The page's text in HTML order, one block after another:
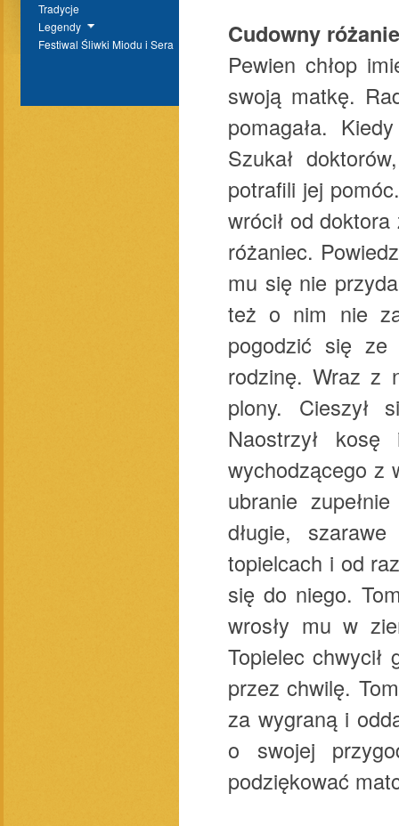
Tradycje
Legendy
Festiwal Śliwki Miodu i Sera
Cudowny
Pewien chłop
swoją matkę.
pomagała.
Szukał
potrafili jej
wrócił od
różaniec.
mu się nie
też o nim nie
pogodzić się ze
rodzinę. Wraz z
plony. Cieszył
Naostrzył
wychodzącego z
ubranie
długie,
topielcach i od
się do niego.
wrosły mu w
Topielec
przez chwilę.
za wygraną i
o swojej
podziękować